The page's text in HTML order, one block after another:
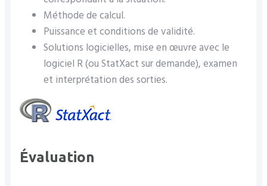
Méthode de calcul.
Puissance et conditions de validité.
Solutions logicielles, mise en œuvre avec le
logiciel R (ou StatXact sur demande), examen
et interprétation des sorties.
Évaluation